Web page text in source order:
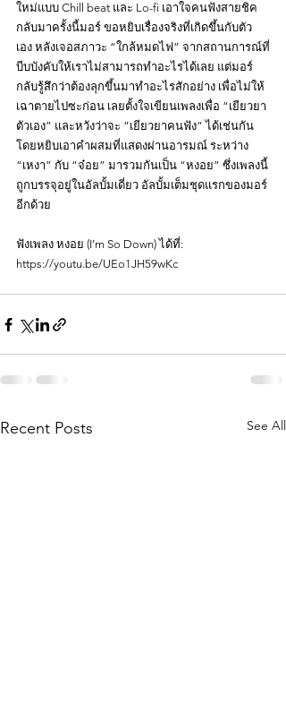
ใหม่แบบ Chill beat และ Lo-fi เอาใจคนฟังสายชิค
กลับมาครั้งนี้มอร์ ขอหยิบเรื่องจริงที่เกิดขึ้นกับตัว
เอง หลังเจอสภาวะ “ใกล้หมดไฟ” จากสถานการณ์ที่
บีบบังคับให้เราไม่สามารถทำอะไรได้เลย แต่มอร์
กลับรู้สึกว่าต้องลุกขึ้นมาทำอะไรสักอย่าง เพื่อไม่ให้
เฉาตายไปซะก่อน เลยตั้งใจเขียนเพลงเพื่อ “เยียวยา
ตัวเอง” และหวังว่าจะ “เยียวยาคนฟัง” ได้เช่นกัน
โดยหยิบเอาคำผสมที่แสดงผ่านอารมณ์ ระหว่าง
“เหงา” กับ “จ๋อย” มารวมกันเป็น “หงอย” ซึ่งเพลงนี้
ถูกบรรจุอยู่ในอัลบั้มเดี่ยว อัลบั้มเต็มชุดแรกของมอร์
อีกด้วย
ฟังเพลง หงอย (I’m So Down) ได้ที่:
https://youtu.be/UEo1JH59wKc
Recent Posts See All